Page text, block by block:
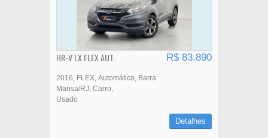
HR-V LX FLEX AUT. R$ 83.890
2016 FLEX Automático
Barra
Mansa/RJ Carro
Usado
Detalhes